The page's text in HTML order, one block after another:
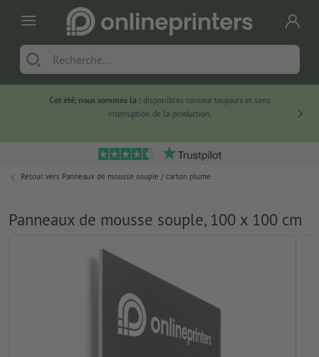
Cet été, nous sommes là :disponibles comme toujours et sans
interruption de la production.
Retour vers Panneaux de mousse souple / carton plume
Panneaux de mousse souple, 100 x 100 cm